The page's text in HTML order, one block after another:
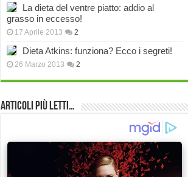
La dieta del ventre piatto: addio al
grasso in eccesso!
17 Aprile 2013 2
Dieta Atkins: funziona? Ecco i segreti!
26 Marzo 2013 2
Articoli più Letti…